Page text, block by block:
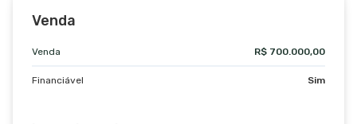
Venda
Venda R$ 700.000,00
Financiável Sim